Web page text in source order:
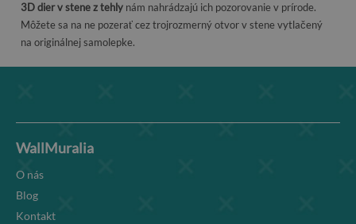
3D dier v stene z tehly nám nahrádzajú ich pozorovanie v prírode.
Môžete sa na ne pozerať cez trojrozmerný otvor v stene vytlačený
na originálnej samolepke.
WallMuralia
O nás
Blog
Kontakt